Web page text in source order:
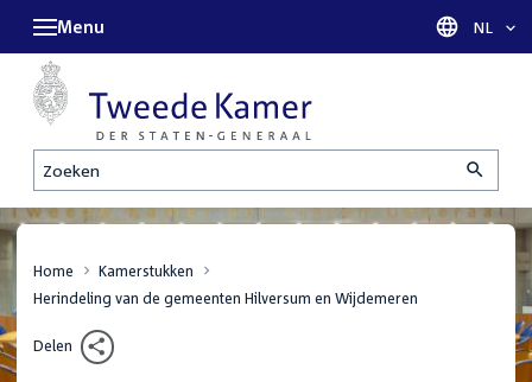
Zoeken
Menu Taal
NL
Home
Kamerstukken
Herindeling van de gemeenten Hilversum en Wijdemeren
Delen